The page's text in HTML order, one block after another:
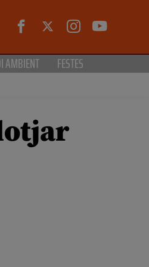
AMBIENT FESTES